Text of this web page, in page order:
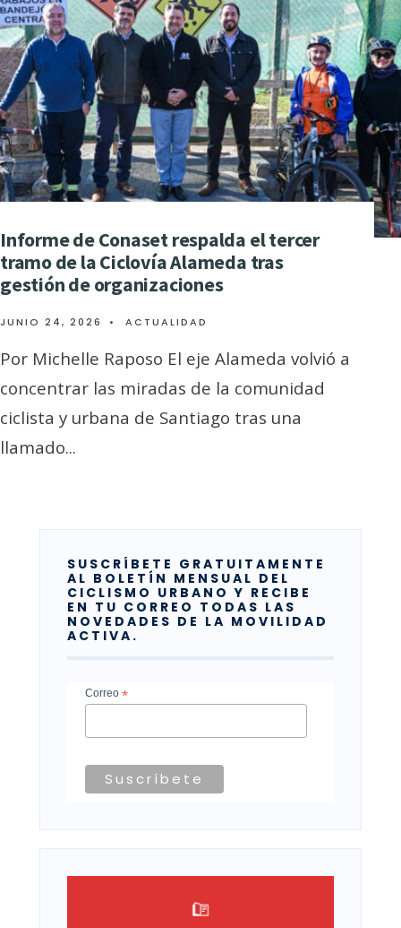
Informe de Conaset respalda el tercer
tramo de la Ciclovía Alameda tras
gestión de organizaciones
JUNIO 24, 2026 • ACTUALIDAD
Por Michelle Raposo El eje Alameda volvió a
concentrar las miradas de la comunidad
ciclista y urbana de Santiago tras una
llamado...
SUSCRÍBETE GRATUITAMENTE
AL BOLETÍN MENSUAL DEL
CICLISMO URBANO Y RECIBE
EN TU CORREO TODAS LAS
NOVEDADES DE LA MOVILIDAD
ACTIVA.
Correo *